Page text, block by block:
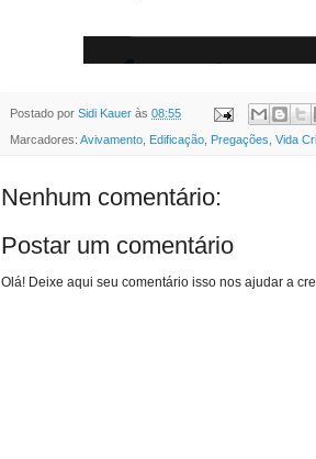
Postado por Sidi Kauer às 08:55
Marcadores: Avivamento, Edificação, Pregações, Vida
Nenhum comentário:
Postar um comentário
Olá! Deixe aqui seu comentário isso nos ajudar a